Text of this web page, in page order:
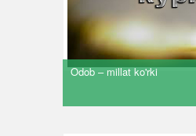
Odob – millat ko'rki